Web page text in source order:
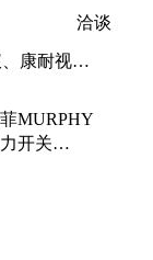
扫描枪议价出
洽谈
康耐视
、英格索
MURPHY
开关